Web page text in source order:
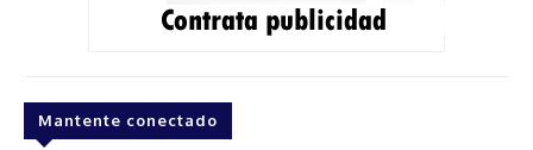
Mantente conectado